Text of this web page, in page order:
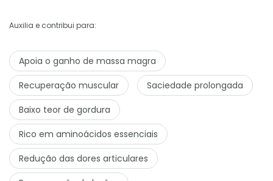
Auxilia e contribui para:
Apoia o ganho de massa magra
Recuperação muscular
Saciedade prolongada
Baixo teor de gordura
Rico em aminoácidos essenciais
Redução das dores articulares